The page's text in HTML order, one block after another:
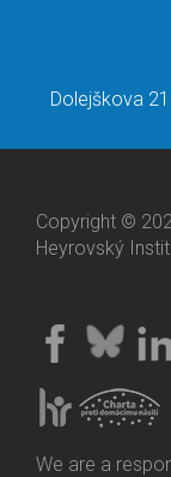
Dolejškova
Copyright ©
Heyrovský
We are a